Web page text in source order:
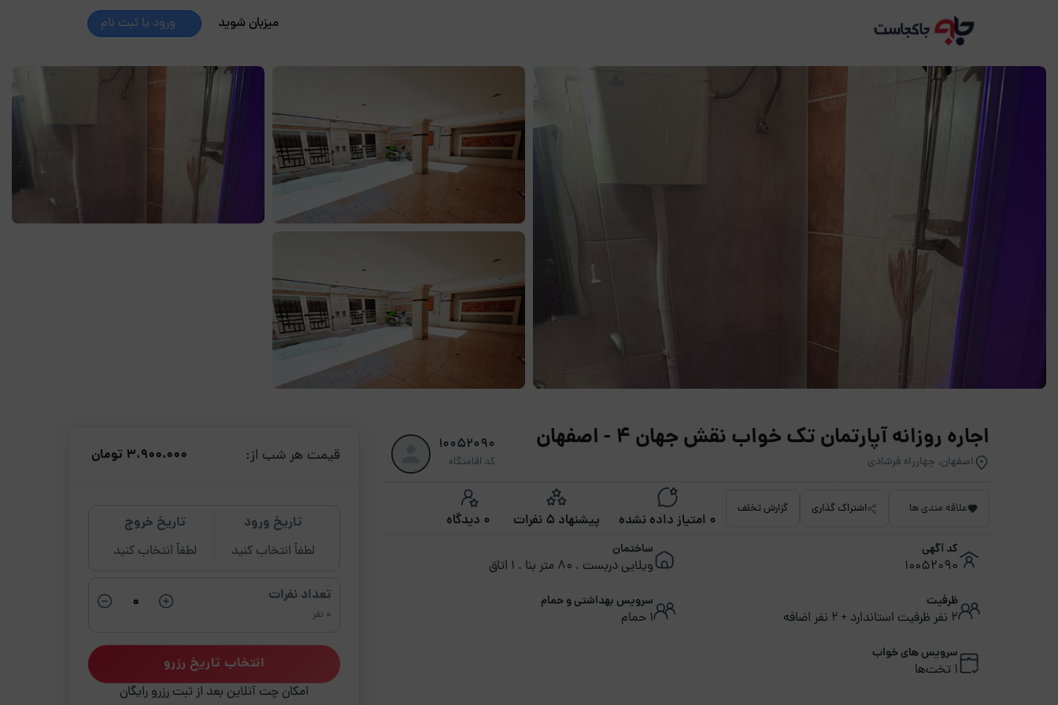
میزبان شوید ورود یا ثبت نام
اجاره روزانه آپارتمان تک خواب نقش جهان 4 - اصفهان
اصفهان, چهارراه فرشادی
10052090
کد اقامتگاه
علاقه مندی ها اشتراک گذاری گزارش تخلف
0 امتیاز داده نشده پیشنهاد 5 نفرات 0 دیدگاه
کد آگهی
10052090
ساختمان
ویلایی دربست . 80 متر بنا . 1 اتاق
ظرفیت
2 نفر ظرفیت استاندارد + 2 نفر اضافه
سرویس بهداشتی و حمام
1 حمام
سرویس های خواب
1 تخت‌ها
قیمت هر شب از: 3،900،000 تومان
تاریخ ورود
لطفاً انتخاب کنید
تاریخ خروج
لطفاً انتخاب کنید
تعداد نفرات
0 نفر
انتخاب تاریخ رزرو
امکان چت آنلاین بعد از ثبت رزرو رایگان